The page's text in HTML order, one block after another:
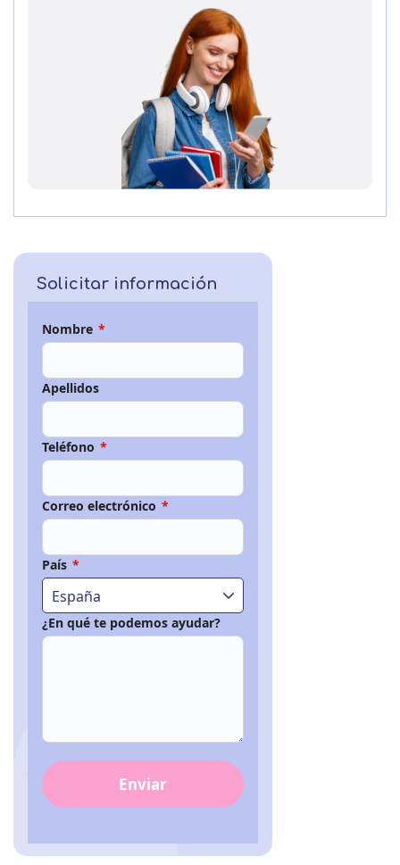
Solicitar información
Nombre *
Apellidos
Teléfono *
Correo electrónico *
País *
España
¿En qué te podemos ayudar?
Enviar